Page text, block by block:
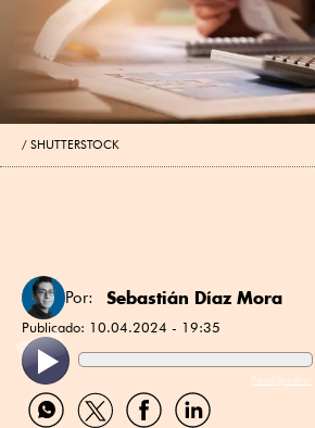
SHUTTERSTOCK
Por: Sebastián Díaz Mora
Publicado: 10.04.2024 - 19:35
ReadSpeaker
Compartir
por
Compartir
por
Compartir
por
Compartir
por